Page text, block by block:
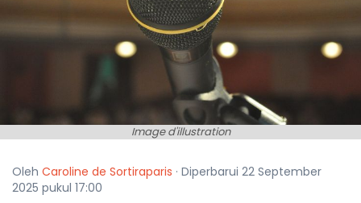
Image d'illustration
Oleh Caroline de Sortiraparis · Diperbarui 22 September
2025 pukul 17:00